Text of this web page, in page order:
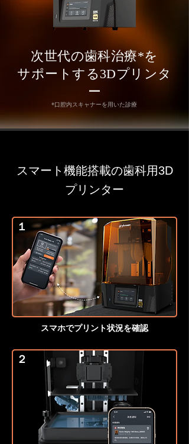
次世代の歯科治療*を
サポートする3Dプリンタ
ー
*口腔内スキャナーを用いた診療
スマート機能搭載の歯科用3D
プリンター
１
スマホでプリント状況を確認
２